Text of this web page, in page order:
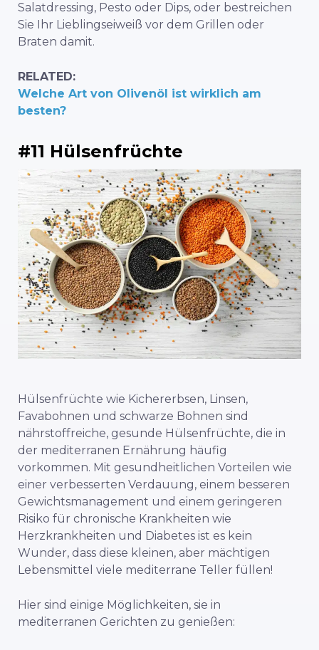
Salatdressing, Pesto oder Dips, oder bestreichen
Sie Ihr Lieblingseiweiß vor dem Grillen oder
Braten damit.
RELATED:
Welche Art von Olivenöl ist wirklich am
besten?
#11 Hülsenfrüchte
Hülsenfrüchte wie Kichererbsen, Linsen,
Favabohnen und schwarze Bohnen sind
nährstoffreiche, gesunde Hülsenfrüchte, die in
der mediterranen Ernährung häufig
vorkommen. Mit gesundheitlichen Vorteilen wie
einer verbesserten Verdauung, einem besseren
Gewichtsmanagement und einem geringeren
Risiko für chronische Krankheiten wie
Herzkrankheiten und Diabetes ist es kein
Wunder, dass diese kleinen, aber mächtigen
Lebensmittel viele mediterrane Teller füllen!
Hier sind einige Möglichkeiten, sie in
mediterranen Gerichten zu genießen: